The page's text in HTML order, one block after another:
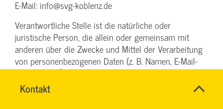
Kontakt
CHRISTINA
Name*
Schnell
&
E-Mail: info@svg-koblenz.de
Verantwortliche Stelle ist die natürliche oder
juristische Person, die allein oder gemeinsam mit
anderen über die Zwecke und Mittel der Verarbeitung
von personenbezogenen Daten (z. B. Namen, E-Mail-
Adressen o. Ä.) entscheidet.